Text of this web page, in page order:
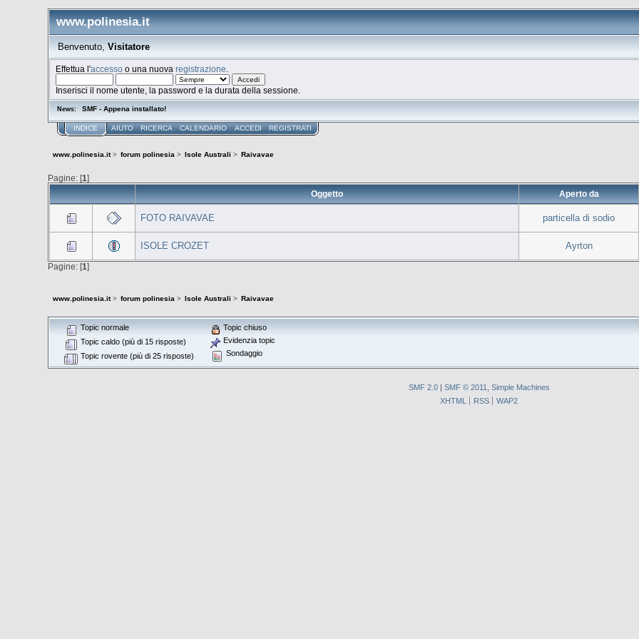
www.polinesia.it
Benvenuto, Visitatore
Effettua l'accesso o una nuovaregistrazione
Inserisci il nome utente, la password e la durata della sessione.
News: SMF - Appena installato!
INDICE AIUTO RICERCA CALENDARIO ACCEDI REGISTRATI
www.polinesia.it> forum polinesia> Isole Australi > Raivavae
Pagine: [1]
Oggetto
Aperto da
FOTO RAIVAVAE particella di sodio
ISOLE CROZET Ayrton
Pagine: [1]
www.polinesia.it> forum polinesia > Isole Australi > Raivavae
Topic normale
Topic caldo (più di 15 risposte)
Topic rovente (più di 25 risposte)
Topic chiuso
Evidenzia topic
Sondaggio
SMF 2.0 | SMF © 2011
Simple Machines
XHTML
RSS WAP2